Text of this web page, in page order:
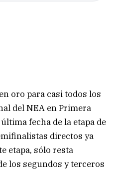
oro para casi todos los
del NEA en Primera
fecha de la etapa de
directos ya
etapa, sólo resta
los segundos y terceros